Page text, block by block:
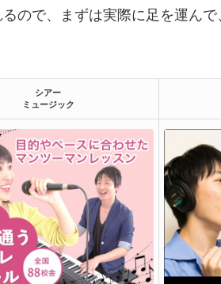
ので、まずは実際に足を運ん
シアー
ミュージック